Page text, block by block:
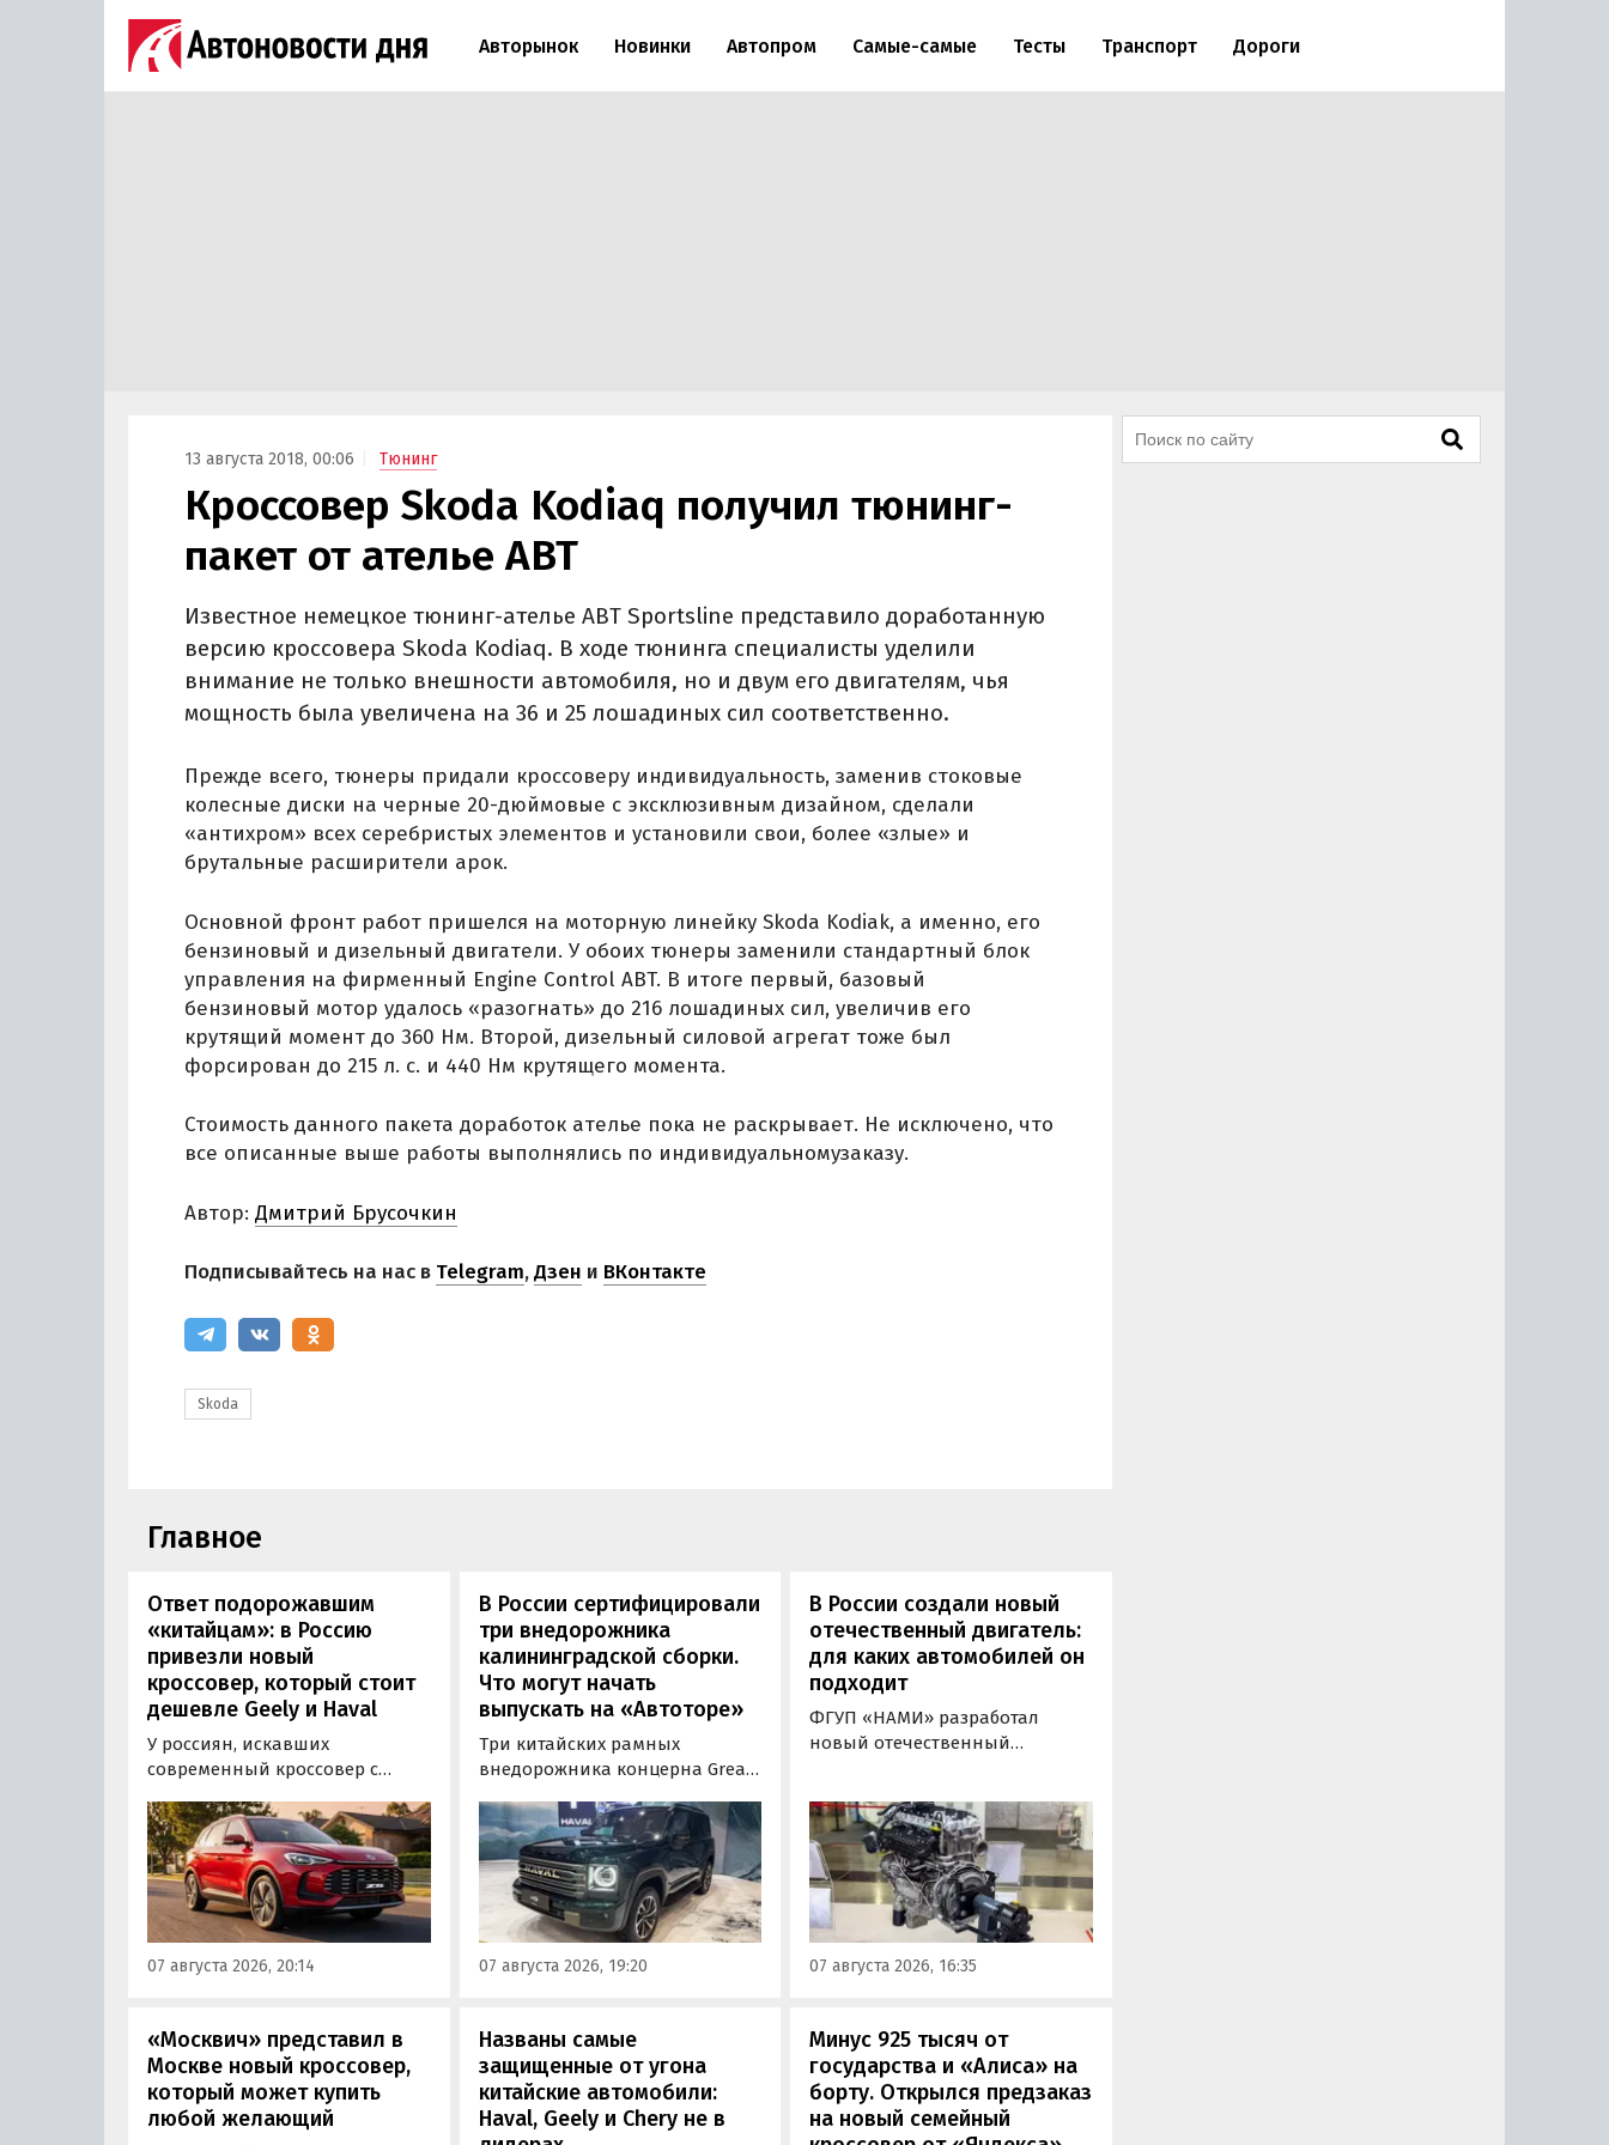
Авторынок Новинки Автопром Самые-самые Тесты Транспорт Дороги
13 августа 2018, 00:06 Тюнинг
Кроссовер Skoda Kodiaq получил тюнинг-
пакет от ателье ABT
Известное немецкое тюнинг-ателье ABT Sportsline представило доработанную
версию кроссовера Skoda Kodiaq. В ходе тюнинга специалисты уделили
внимание не только внешности автомобиля, но и двум его двигателям, чья
мощность была увеличена на 36 и 25 лошадиных сил соответственно.
Прежде всего, тюнеры придали кроссоверу индивидуальность, заменив стоковые
колесные диски на черные 20-дюймовые с эксклюзивным дизайном, сделали
«антихром» всех серебристых элементов и установили свои, более «злые» и
брутальные расширители арок.
Основной фронт работ пришелся на моторную линейку Skoda Kodiak, а именно, его
бензиновый и дизельный двигатели. У обоих тюнеры заменили стандартный блок
управления на фирменный Engine Control ABT. В итоге первый, базовый
бензиновый мотор удалось «разогнать» до 216 лошадиных сил, увеличив его
крутящий момент до 360 Нм. Второй, дизельный силовой агрегат тоже был
форсирован до 215 л. с. и 440 Нм крутящего момента.
Стоимость данного пакета доработок ателье пока не раскрывает. Не исключено, что
все описанные выше работы выполнялись по индивидуальномузаказу.
Автор: Дмитрий Брусочкин
Подписывайтесь на нас в Telegram,Дзен и ВКонтакте
Skoda
Главное
Ответ подорожавшим
«китайцам»: в Россию
привезли новый
кроссовер, который стоит
дешевле Geely и Haval
У россиян, искавших
современный кроссовер с
доступной цене, теперь есть
еще один вариант с китайского
рынка — MG ZS. В Китае он
стоит от 900 000 рублей по
текущему курсу, а в РФ с учетом
всех расходов за него нужно
отдать минимум 1 500 000
07 августа 2026, 20:14
В России сертифицировали
три внедорожника
калининградской сборки.
Что могут начать
выпускать на «Автоторе»
Три китайских рамных
внедорожника концерна Great
калининградском заводе
«Автотор». Речь о Haval H9,
Tank 400 и Tank 500, которые
успешно прошли
сертификацию и получили
Одобрения типа
транспортного средства (ОТТС).
07 августа 2026, 19:20
В России создали новый
отечественный двигатель:
для каких автомобилей он
подходит
ФГУП «НАМИ» разработал
новый отечественный
получивший индекс 414320.
Корреспонденту
«Автоновостей дня» удалось
лично ознакомиться с
новинкой на выставке
«Иннопром» в Екатеринбурге.
07 августа 2026, 16:35
«Москвич» представил в
Москве новый кроссовер,
который может купить
любой желающий
Названы самые
защищенные от угона
китайские автомобили:
Haval, Geely и Chery не в
Минус 925 тысяч от
государства и «Алиса» на
борту. Открылся предзаказ
на новый семейный